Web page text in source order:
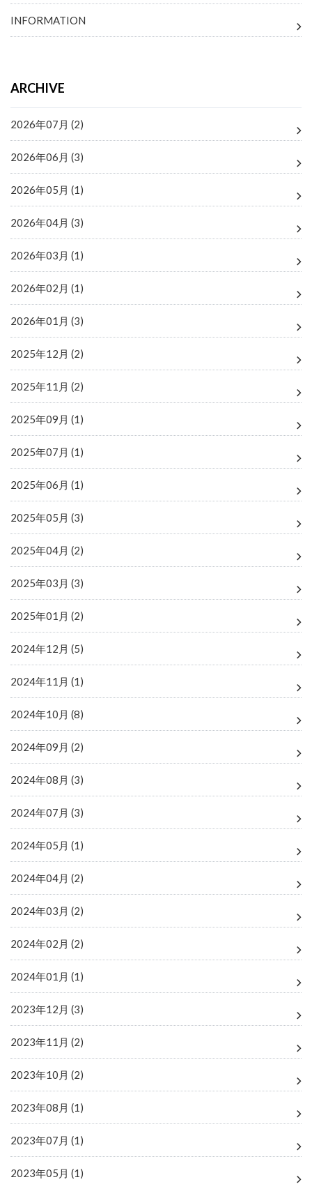
INFORMATION
ARCHIVE
2026年07月 (2)
2026年06月 (3)
2026年05月 (1)
2026年04月 (3)
2026年03月 (1)
2026年02月 (1)
2026年01月 (3)
2025年12月 (2)
2025年11月 (2)
2025年09月 (1)
2025年07月 (1)
2025年06月 (1)
2025年05月 (3)
2025年04月 (2)
2025年03月 (3)
2025年01月 (2)
2024年12月 (5)
2024年11月 (1)
2024年10月 (8)
2024年09月 (2)
2024年08月 (3)
2024年07月 (3)
2024年05月 (1)
2024年04月 (2)
2024年03月 (2)
2024年02月 (2)
2024年01月 (1)
2023年12月 (3)
2023年11月 (2)
2023年10月 (2)
2023年08月 (1)
2023年07月 (1)
2023年05月 (1)